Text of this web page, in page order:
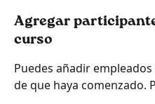
Agregar
curso
Puedes añadir
de que haya comenzado.